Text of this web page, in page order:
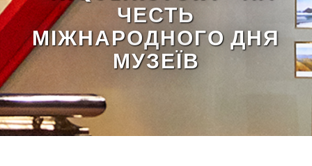
ЧЕСТЬ
МІЖНАРОДНОГО ДНЯ
МУЗЕЇВ